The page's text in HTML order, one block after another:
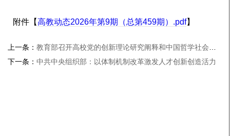
附件【高教动态2026年第9期（总第459期）.pdf】
上一条： 教育部召开高校党的创新理论研究阐释和中国哲学社会科学自主知识体系构建工程推进会
下一条： 中共中央组织部：以体制机制改革激发人才创新创造活力